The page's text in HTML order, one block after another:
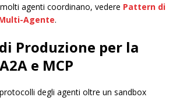
agenti coordinano, vedere Pattern di
Agente.
Produzione per la
e MCP
degli agenti oltre un sandbox